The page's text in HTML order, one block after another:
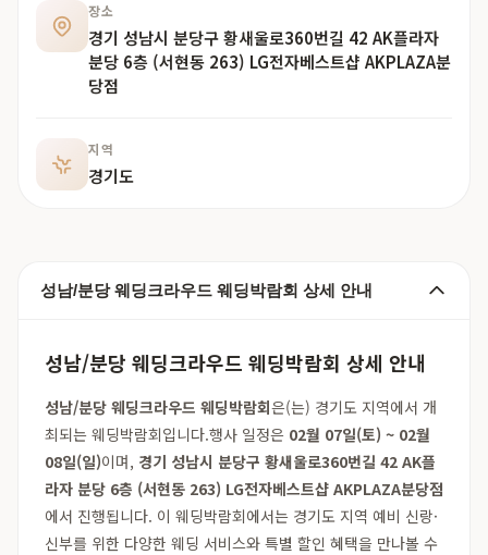
장소
경기 성남시 분당구 황새울로360번길 42 AK플라자
분당 6층 (서현동 263) LG전자베스트샵 AKPLAZA분
당점
지역
경기도
성남/분당 웨딩크라우드 웨딩박람회 상세 안내
성남/분당 웨딩크라우드 웨딩박람회 상세 안내
성남/분당 웨딩크라우드 웨딩박람회은(는) 경기도 지역에서 개
최되는 웨딩박람회입니다.행사 일정은 02월 07일(토) ~ 02월
08일(일)이며, 경기 성남시 분당구 황새울로360번길 42 AK플
라자 분당 6층 (서현동 263) LG전자베스트샵 AKPLAZA분당점
에서 진행됩니다. 이 웨딩박람회에서는 경기도 지역 예비 신랑·
신부를 위한 다양한 웨딩 서비스와 특별 할인 혜택을 만나볼 수